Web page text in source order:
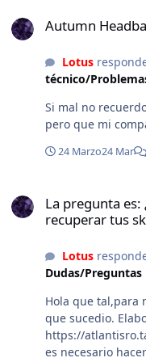
convertirá
Blacksmith
premiara con 15
Dependiendo de
mas lugares.
Autumn
Lotus
técnico/
Si mal no
pero que mi
24 Marzo24 Mar
La pregunta
recuperar tus
Lotus
Dudas/Preguntas
Hola que tal,para
que sucedio.
https://
es necesario